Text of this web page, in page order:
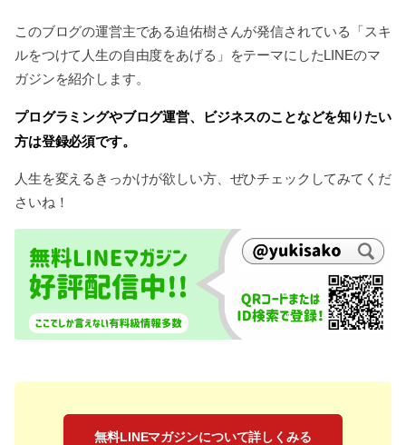
このブログの運営主である迫佑樹さんが発信されている「スキ
ルをつけて人生の自由度をあげる」をテーマにしたLINEのマ
ガジンを紹介します。
プログラミングやブログ運営、ビジネスのことなどを知りたい
方は登録必須です。
人生を変えるきっかけが欲しい方、ぜひチェックしてみてくだ
さいね！
無料LINEマガジンについて詳しくみる